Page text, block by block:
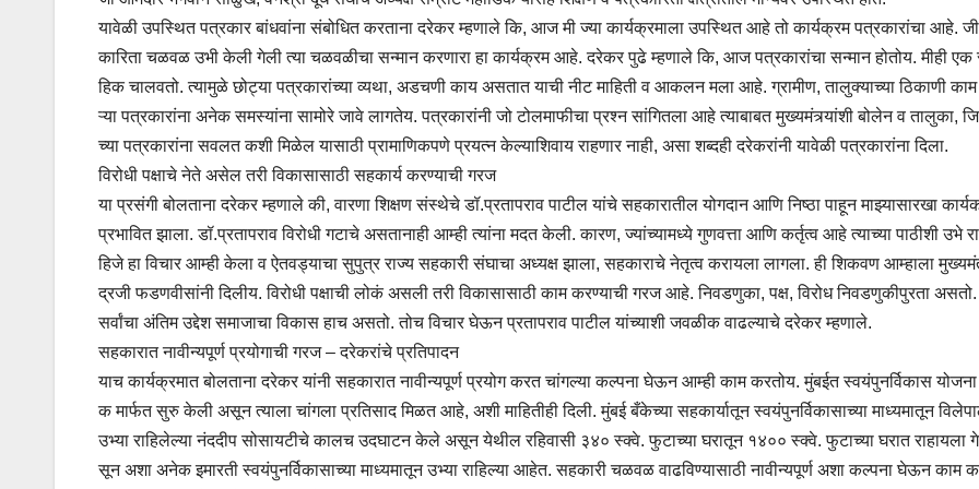
यावेळी उपस्थित पत्रकार बांधवांना संबोधित करताना दरेकर म्हणाले कि, आज मी ज्या कार्यक्रमाला उपस्थित आहे तो कार्यक्रम पत्रकारांचा आहे.
कारिता चळवळ उभी केली गेली त्या चळवळीचा सन्मान करणारा हा कार्यक्रम आहे. दरेकर पुढे म्हणाले कि, आज पत्रकारांचा सन्मान होतोय. मीही एक
हिक चालवतो. त्यामुळे छोट्या पत्रकारांच्या व्यथा, अडचणी काय असतात याची नीट माहिती व आकलन मला आहे. ग्रामीण, तालुक्याच्या ठिकाणी
ऱ्या पत्रकारांना अनेक समस्यांना सामोरे जावे लागतेय. पत्रकारांनी जो टोलमाफीचा प्रश्न सांगितला आहे त्याबाबत मुख्यमंत्र्यांशी बोलेन व तालुका,
च्या पत्रकारांना सवलत कशी मिळेल यासाठी प्रामाणिकपणे प्रयत्न केल्याशिवाय राहणार नाही, असा शब्दही दरेकरांनी यावेळी पत्रकारांना दिला.
विरोधी पक्षाचे नेते असेल तरी विकासासाठी सहकार्य करण्याची गरज
या प्रसंगी बोलताना दरेकर म्हणाले की, वारणा शिक्षण संस्थेचे डॉ.प्रतापराव पाटील यांचे सहकारातील योगदान आणि निष्ठा पाहून माझ्यासारखा
प्रभावित झाला. डॉ.प्रतापराव विरोधी गटाचे असतानाही आम्ही त्यांना मदत केली. कारण, ज्यांच्यामध्ये गुणवत्ता आणि कर्तृत्व आहे त्याच्या पाठीशी उभे
हिजे हा विचार आम्ही केला व ऐतवड्याचा सुपुत्र राज्य सहकारी संघाचा अध्यक्ष झाला, सहकाराचे नेतृत्व करायला लागला. ही शिकवण आम्हाला
द्रजी फडणवीसांनी दिलीय. विरोधी पक्षाची लोकं असली तरी विकासासाठी काम करण्याची गरज आहे. निवडणुका, पक्ष, विरोध निवडणुकीपुरता
सर्वांचा अंतिम उद्देश समाजाचा विकास हाच असतो. तोच विचार घेऊन प्रतापराव पाटील यांच्याशी जवळीक वाढल्याचे दरेकर म्हणाले.
सहकारात नावीन्यपूर्ण प्रयोगाची गरज – दरेकरांचे प्रतिपादन
याच कार्यक्रमात बोलताना दरेकर यांनी सहकारात नावीन्यपूर्ण प्रयोग करत चांगल्या कल्पना घेऊन आम्ही काम करतोय. मुंबईत स्वयंपुनर्विकास
क मार्फत सुरु केली असून त्याला चांगला प्रतिसाद मिळत आहे, अशी माहितीही दिली. मुंबई बँकेच्या सहकार्यातून स्वयंपुनर्विकासाच्या माध्यमातून
उभ्या राहिलेल्या नंददीप सोसायटीचे कालच उदघाटन केले असून येथील रहिवासी ३४० स्क्वे. फुटाच्या घरातून १४०० स्क्वे. फुटाच्या घरात राहायला
सून अशा अनेक इमारती स्वयंपुनर्विकासाच्या माध्यमातून उभ्या राहिल्या आहेत. सहकारी चळवळ वाढविण्यासाठी नावीन्यपूर्ण अशा कल्पना घेऊन काम